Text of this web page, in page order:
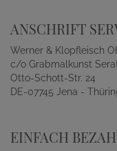
ANSCHRIFT
Werner & Klopfleisch
c/o Grabmalkunst
Otto-Schott-Str. 24
DE-07745 Jena -
EINFACH